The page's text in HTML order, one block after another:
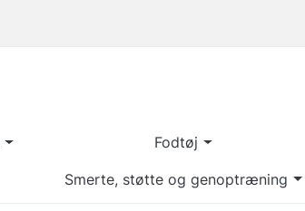
Fodtøj
Smerte, støtte og genoptræning